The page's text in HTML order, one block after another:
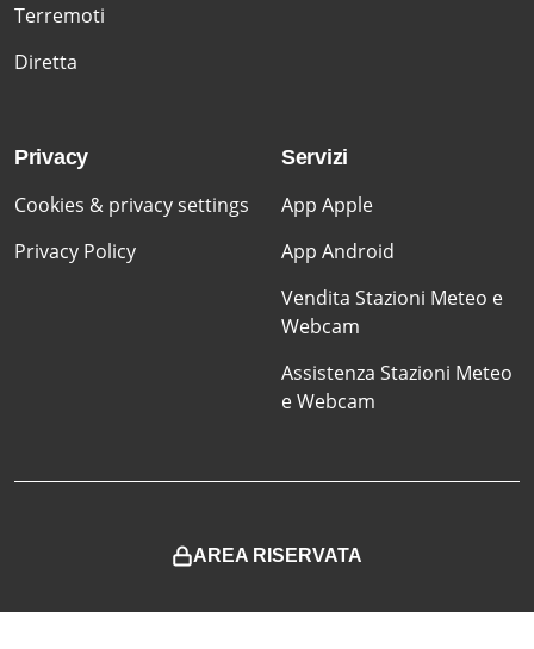
Terremoti
Diretta
Privacy
Cookies & privacy settings
Privacy Policy
Servizi
App Apple
App Android
Vendita Stazioni Meteo e
Webcam
Assistenza Stazioni Meteo
e Webcam
AREA RISERVATA